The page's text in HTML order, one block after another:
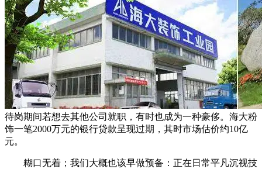
待岗期间若想去其他公司就职，有时也成为一种豪侈。海大粉
饰一笔2000万元的银行贷款呈现过期，其时市场估价约10亿
元。
糊口无着；我们大概也该早做预备：正在日常平凡沉视技